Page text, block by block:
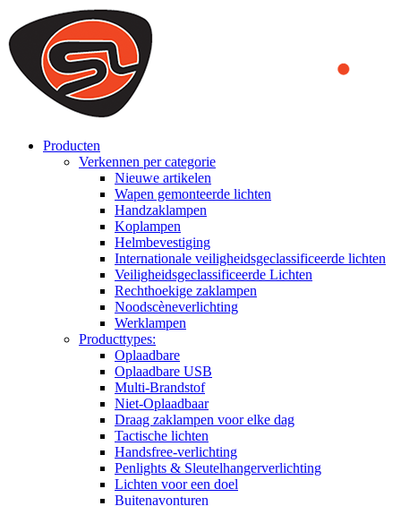
We use cookies to ensure that we provide you the best experience
on our website. By continuing to browse this website, you accept
that cookies are used to help us analyze how the website is used and
to offer you a better experience. To learn more or to find out how
you can disable cookies, you can access our
Producten
Verkennen per categorie
Nieuwe artikelen
Wapen gemonteerde lichten
Handzaklampen
Koplampen
Helmbevestiging
Internationale veiligheidsgeclassificeerde lichten
Veiligheidsgeclassificeerde Lichten
Rechthoekige zaklampen
Noodscèneverlichting
Werklampen
Producttypes:
Oplaadbare
Oplaadbare USB
Multi-Brandstof
Niet-Oplaadbaar
Draag zaklampen voor elke dag
Tactische lichten
Handsfree-verlichting
Penlights & Sleutelhangerverlichting
Lichten voor een doel
Buitenavonturen